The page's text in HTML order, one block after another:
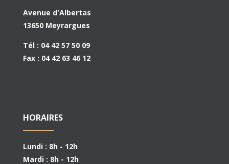
Avenue d'Albertas
13650 Meyrargues
Tél : 04 42 57 50 09
Fax : 04 42 63 46 12
HORAIRES
Lundi : 8h - 12h
Mardi : 8h - 12h